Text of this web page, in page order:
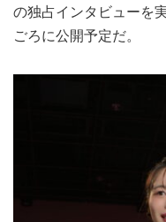
の独占インタビューを
ごろに公開予定だ。